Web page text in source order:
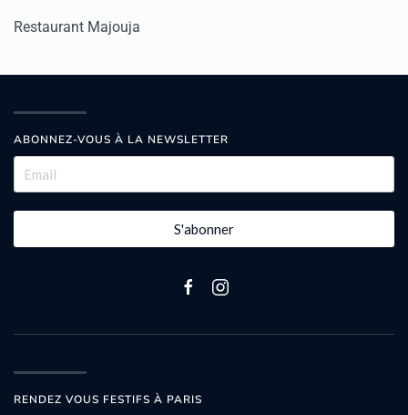
Restaurant Majouja
ABONNEZ-VOUS À LA NEWSLETTER
S'abonner
RENDEZ VOUS FESTIFS À PARIS